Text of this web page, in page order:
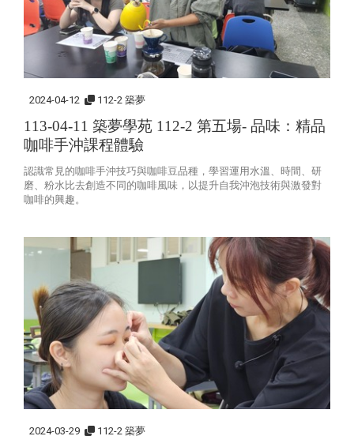
2024-04-12 112-2 築夢
113-04-11 築夢學苑 112-2 第五場- 品味：精品
咖啡手沖課程體驗
認識常見的咖啡手沖技巧與咖啡豆品種，學習運用水溫、時間、研
磨、粉水比去創造不同的咖啡風味，以提升自我沖泡技術與激發對
咖啡的興趣。
2024-03-29 112-2 築夢